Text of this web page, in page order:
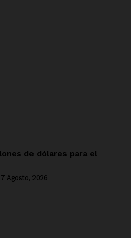
de dólares para el
7 Agosto, 2026